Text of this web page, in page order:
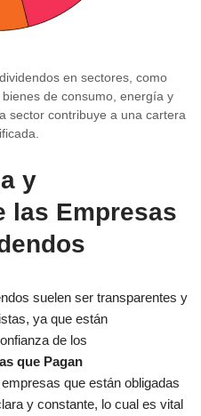
en sectores, como
de consumo, energía y
sector contribuye a una cartera
y
las Empresas
suelen ser transparentes y
ya que están
de los
que Pagan
que están obligadas
y constante, lo cual es vital